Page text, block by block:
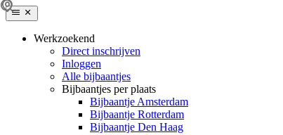
Werkzoekend
Direct inschrijven
Inloggen
Alle bijbaantjes
Bijbaantjes per plaats
Bijbaantje Amsterdam
Bijbaantje Rotterdam
Bijbaantje Den Haag